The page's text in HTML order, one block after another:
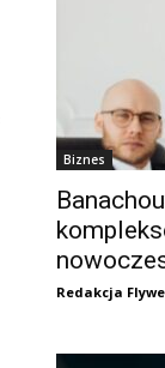
Biznes
Redakcja